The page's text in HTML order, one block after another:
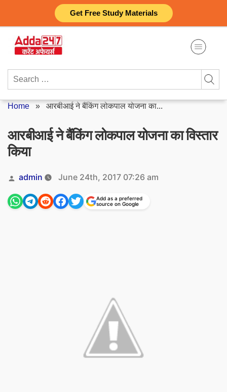
Get Free Study Materials
content
Search
Home » आरबीआई ने बैंकिंग लोकपाल योजना का...
आरबीआई ने बैंकिंग लोकपाल योजना का विस्तार
किया
Posted
by
admin June 24th, 2017 07:26 am
Add as a preferred
source on Google